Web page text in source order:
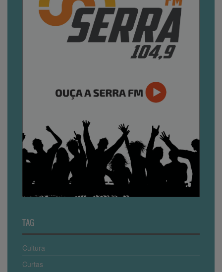
TAG
Cultura
Curtas